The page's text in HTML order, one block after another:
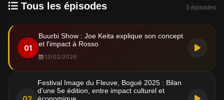
Tous les épisodes 3 épisodes
01
Buurbi Show : Joe Keita explique son concept
et l'impact à Rosso
12/02/2026
Festival Image du Fleuve, Bogué 2025 : Bilan
d'une 5e édition, entre impact culturel et